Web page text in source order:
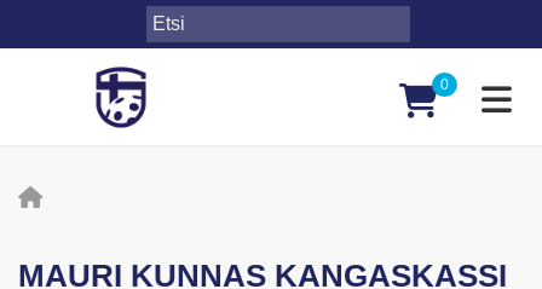
0
MAURI KUNNAS KANGASKASSI